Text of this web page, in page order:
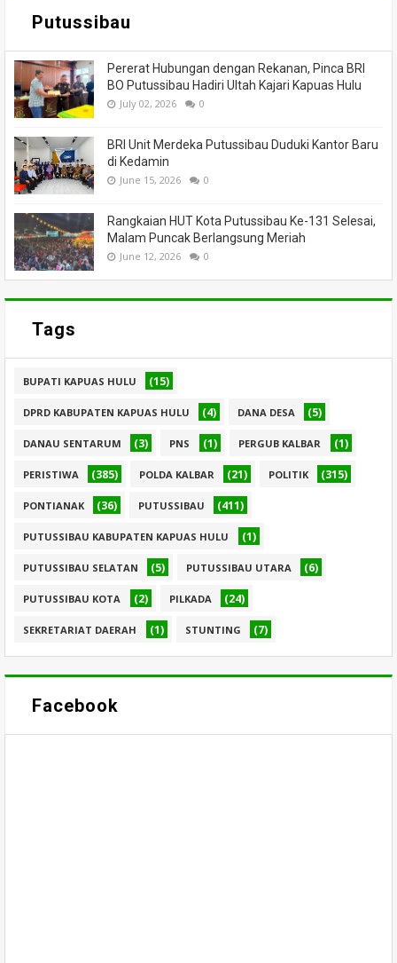
Putussibau
Pererat Hubungan dengan Rekanan, Pinca BRI
BO Putussibau Hadiri Ultah Kajari Kapuas Hulu
July 02, 2026 0
BRI Unit Merdeka Putussibau Duduki Kantor Baru
di Kedamin
June 15, 2026 0
Rangkaian HUT Kota Putussibau Ke-131 Selesai,
Malam Puncak Berlangsung Meriah
June 12, 2026 0
Tags
BUPATI KAPUAS HULU (15)
DPRD KABUPATEN KAPUAS HULU (4) DANA DESA (5)
DANAU SENTARUM (3) PNS (1) PERGUB KALBAR (1)
PERISTIWA (385) POLDA KALBAR (21) POLITIK (315)
PONTIANAK (36) PUTUSSIBAU (411)
PUTUSSIBAU KABUPATEN KAPUAS HULU (1)
PUTUSSIBAU SELATAN (5) PUTUSSIBAU UTARA (6)
PUTUSSIBAU KOTA (2) PILKADA (24)
SEKRETARIAT DAERAH (1) STUNTING (7)
Facebook